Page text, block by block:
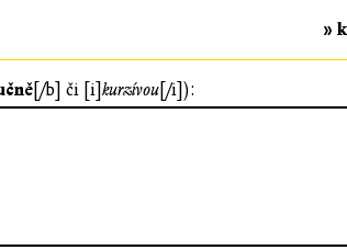
»
[/b] či [i] kurzívou [/i]):